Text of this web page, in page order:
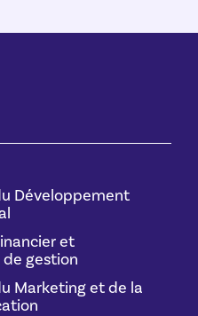
Développement
et
gestion
Marketing et de la